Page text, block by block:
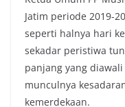
Jatim periode 2019-
seperti halnya hari
sekadar peristiwa
panjang yang
munculnya
kemerdekaan.